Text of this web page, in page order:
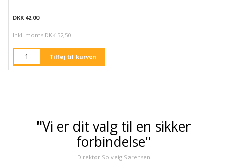
DKK 42,00
Inkl. moms DKK 52,50
Tilføj til kurven
"Vi er dit valg til en sikker
forbindelse"
Direktør Solveig Sørensen